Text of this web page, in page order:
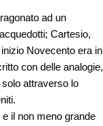
ad un
Cartesio,
Novecento era in
con delle analogie,
attraverso lo
il non meno grande